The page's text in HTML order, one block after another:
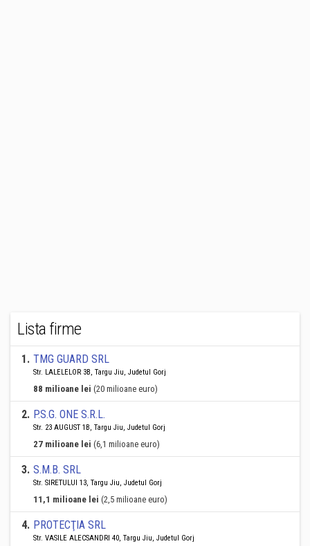
Lista firme
1. TMG GUARD SRL
Str. LALELELOR 3B, Targu Jiu, Judetul Gorj
88 milioane lei (20 milioane euro)
2. P.S.G. ONE S.R.L.
Str. 23 AUGUST 1B, Targu Jiu, Judetul Gorj
27 milioane lei (6,1 milioane euro)
3. S.M.B. SRL
Str. SIRETULUI 13, Targu Jiu, Judetul Gorj
11,1 milioane lei (2,5 milioane euro)
4. PROTECŢIA SRL
Str. VASILE ALECSANDRI 40, Targu Jiu, Judetul Gorj